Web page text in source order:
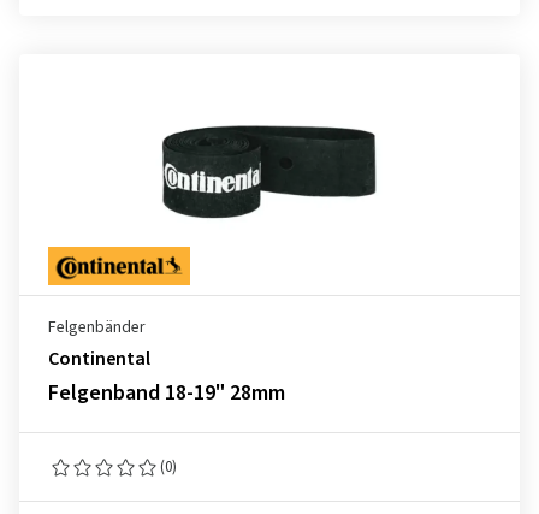
Felgenbänder
Continental
Felgenband 18-19" 28mm
(0)